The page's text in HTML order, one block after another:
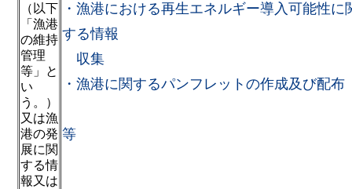
（以下
「漁港
の維持
管理
等」と
い
う。）
又は漁
港の発
展に関
する情
報又は
・漁港における再生エネルギー導入可能性に
する情報
収集
・漁港に関するパンフレットの作成及び配布
等